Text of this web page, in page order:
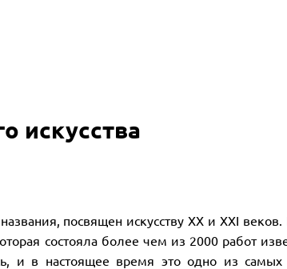
искусства
посвящен искусству XX и XXI
состояла более чем из 2000 работ
и в настоящее время это одно из самых